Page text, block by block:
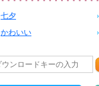
七夕
かわいい